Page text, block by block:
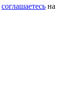
соглашаетесь на